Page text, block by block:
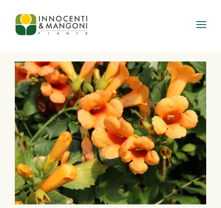
Skip to main content